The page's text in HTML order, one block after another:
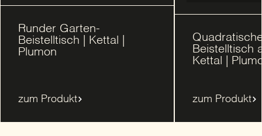
Runder Garten-
Beistelltisch | Kettal |
Plumon
zum Produkt
Beistelltisch
Kettal |
zum Produkt